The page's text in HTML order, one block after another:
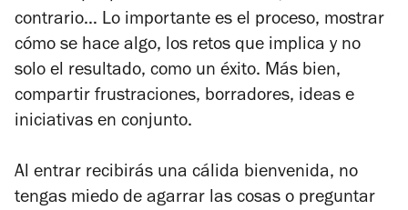
contrario… Lo importante es el proceso, mostrar
cómo se hace algo, los retos que implica y no
solo el resultado, como un éxito. Más bien,
compartir frustraciones, borradores, ideas e
iniciativas en conjunto.
Al entrar recibirás una cálida bienvenida, no
tengas miedo de agarrar las cosas o preguntar